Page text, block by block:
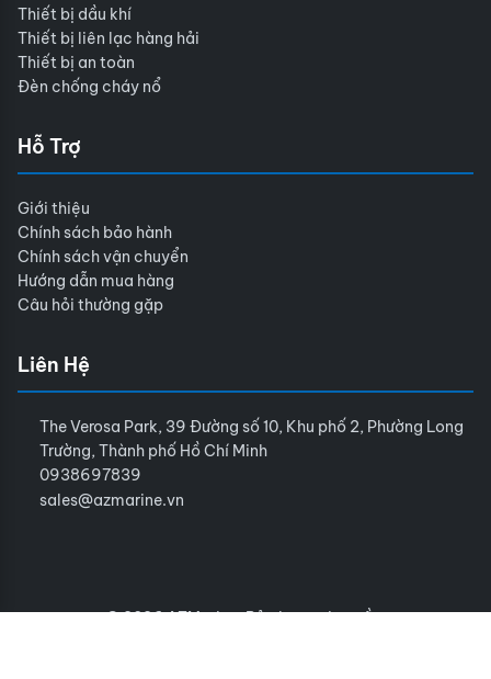
Thiết bị dầu khí
Thiết bị liên lạc hàng hải
Thiết bị an toàn
Đèn chống cháy nổ
Hỗ Trợ
Giới thiệu
Chính sách bảo hành
Chính sách vận chuyển
Hướng dẫn mua hàng
Câu hỏi thường gặp
Liên Hệ
The Verosa Park, 39 Đường số 10, Khu phố 2, Phường Long
Trường, Thành phố Hồ Chí Minh
0938697839
sales@azmarine.vn
© 2026 AZMarine. Bảo lưu mọi quyền.